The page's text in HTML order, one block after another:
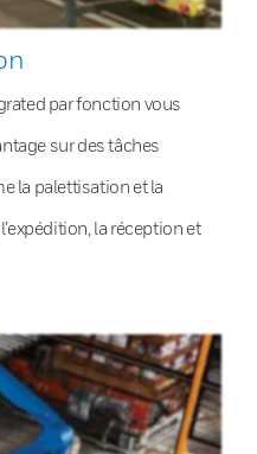
par fonction vous
sur des tâches
la palettisation et la
la réception et